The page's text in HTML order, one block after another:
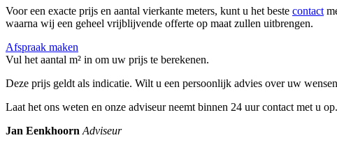
Voor een exacte prijs en aantal vierkante meters, kunt u het beste contact
waarna wij een geheel vrijblijvende offerte op maat zullen uitbrengen.
Afspraak maken
Vul het aantal m² in om uw prijs te berekenen.
Deze prijs geldt als indicatie. Wilt u een persoonlijk advies over uw
Laat het ons weten en onze adviseur neemt binnen 24 uur contact met u op.
Jan Eenkhoorn Adviseur